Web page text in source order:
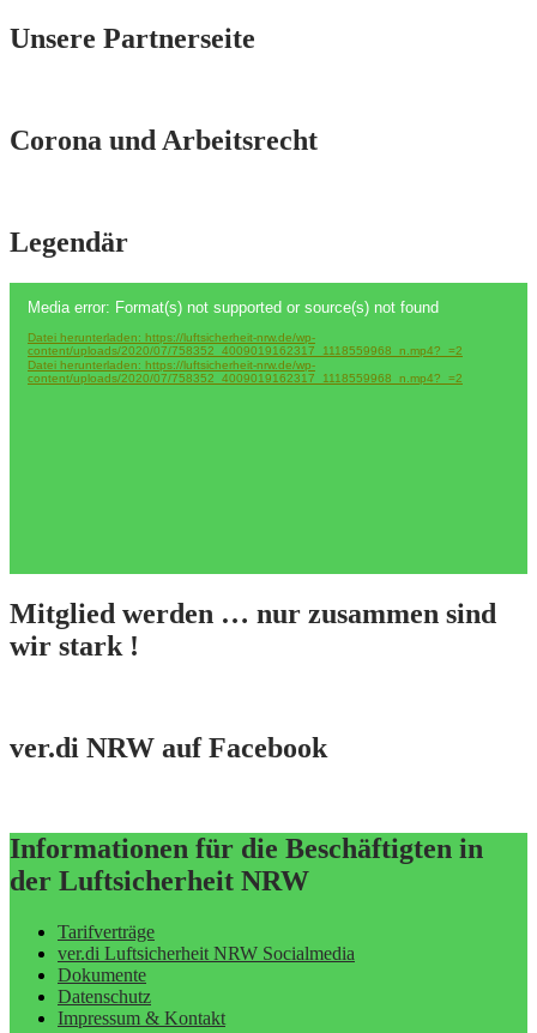
Unsere Partnerseite
Corona und Arbeitsrecht
Legendär
Player
Media error: Format(s) not supported or source(s) not found
Datei herunterladen: https://luftsicherheit-nrw.de/wp-
content/uploads/2020/07/758352_4009019162317_1118559968_n.mp4?_=2
Datei herunterladen: https://luftsicherheit-nrw.de/wp-
content/uploads/2020/07/758352_4009019162317_1118559968_n.mp4?_=2
Mitglied werden … nur zusammen sind
wir stark !
ver.di NRW auf Facebook
Informationen für die Beschäftigten in
der Luftsicherheit NRW
Tarifverträge
ver.di Luftsicherheit NRW Socialmedia
Dokumente
Datenschutz
Impressum & Kontakt